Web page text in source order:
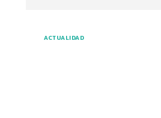
ACTUALIDAD